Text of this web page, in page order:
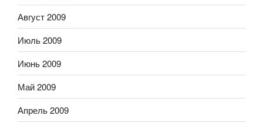
Август 2009
Июль 2009
Июнь 2009
Май 2009
Апрель 2009